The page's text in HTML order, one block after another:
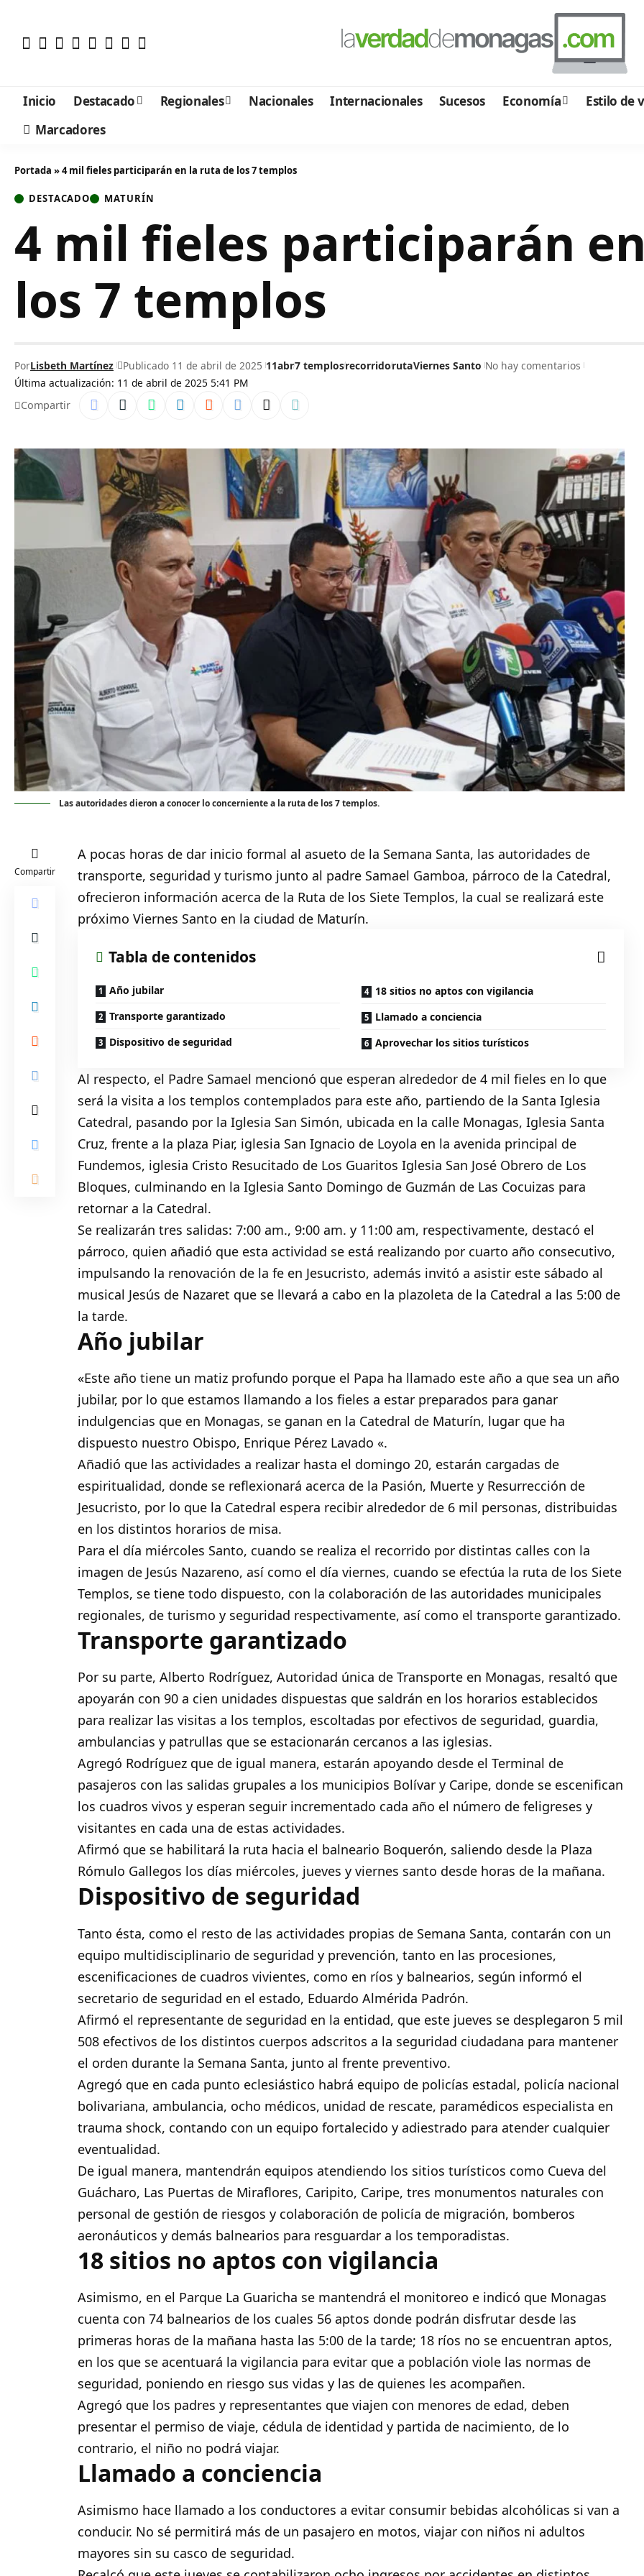
Inicio Destacado Regionales Nacionales Internacionales Sucesos Economía Estilo de
Marcadores
Portada »4 mil fieles participarán en la ruta de los 7 templos
DESTACADO MATURÍN
4 mil fieles participarán
los 7 templos
Última actualización: 11 de abril de 2025 5:41 PM
PorLisbeth Martínez Publicado 11 de abril de 2025 11abr7 templosrecorridorutaViernes Santo No hay comentarios
Compartir
Las autoridades dieron a conocer lo concerniente a la ruta de los 7 templos.
Compartir
A pocas horas de dar inicio formal al asueto de la Semana Santa, las autoridades de
transporte, seguridad y turismo junto al padre Samael Gamboa, párroco de la Catedral,
ofrecieron información acerca de la Ruta de los Siete Templos, la cual se realizará este
próximo Viernes Santo en la ciudad de Maturín.
Tabla de contenidos
Año jubilar
Transporte garantizado
Dispositivo de seguridad
18 sitios no aptos con vigilancia
Llamado a conciencia
Aprovechar los sitios turísticos
Al respecto, el Padre Samael mencionó que esperan alrededor de 4 mil fieles en lo que
será la visita a los templos contemplados para este año, partiendo de la Santa Iglesia
Catedral, pasando por la Iglesia San Simón, ubicada en la calle Monagas, Iglesia Santa
Cruz, frente a la plaza Piar, iglesia San Ignacio de Loyola en la avenida principal de
Fundemos, iglesia Cristo Resucitado de Los Guaritos Iglesia San José Obrero de Los
Bloques, culminando en la Iglesia Santo Domingo de Guzmán de Las Cocuizas para
retornar a la Catedral.
Se realizarán tres salidas: 7:00 am., 9:00 am. y 11:00 am, respectivamente, destacó el
párroco, quien añadió que esta actividad se está realizando por cuarto año consecutivo,
impulsando la renovación de la fe en Jesucristo, además invitó a asistir este sábado al
musical Jesús de Nazaret que se llevará a cabo en la plazoleta de la Catedral a las 5:00 de
la tarde.
Año jubilar
«Este año tiene un matiz profundo porque el Papa ha llamado este año a que sea un año
jubilar, por lo que estamos llamando a los fieles a estar preparados para ganar
indulgencias que en Monagas, se ganan en la Catedral de Maturín, lugar que ha
dispuesto nuestro Obispo, Enrique Pérez Lavado «.
Añadió que las actividades a realizar hasta el domingo 20, estarán cargadas de
espiritualidad, donde se reflexionará acerca de la Pasión, Muerte y Resurrección de
Jesucristo, por lo que la Catedral espera recibir alrededor de 6 mil personas, distribuidas
en los distintos horarios de misa.
Para el día miércoles Santo, cuando se realiza el recorrido por distintas calles con la
imagen de Jesús Nazareno, así como el día viernes, cuando se efectúa la ruta de los Siete
Templos, se tiene todo dispuesto, con la colaboración de las autoridades municipales
regionales, de turismo y seguridad respectivamente, así como el transporte garantizado.
Transporte garantizado
Por su parte, Alberto Rodríguez, Autoridad única de Transporte en Monagas, resaltó que
apoyarán con 90 a cien unidades dispuestas que saldrán en los horarios establecidos
para realizar las visitas a los templos, escoltadas por efectivos de seguridad, guardia,
ambulancias y patrullas que se estacionarán cercanos a las iglesias.
Agregó Rodríguez que de igual manera, estarán apoyando desde el Terminal de
pasajeros con las salidas grupales a los municipios Bolívar y Caripe, donde se escenifican
los cuadros vivos y esperan seguir incrementado cada año el número de feligreses y
visitantes en cada una de estas actividades.
Afirmó que se habilitará la ruta hacia el balneario Boquerón, saliendo desde la Plaza
Rómulo Gallegos los días miércoles, jueves y viernes santo desde horas de la mañana.
Dispositivo de seguridad
Tanto ésta, como el resto de las actividades propias de Semana Santa, contarán con un
equipo multidisciplinario de seguridad y prevención, tanto en las procesiones,
escenificaciones de cuadros vivientes, como en ríos y balnearios, según informó el
secretario de seguridad en el estado, Eduardo Almérida Padrón.
Afirmó el representante de seguridad en la entidad, que este jueves se desplegaron 5 mil
508 efectivos de los distintos cuerpos adscritos a la seguridad ciudadana para mantener
el orden durante la Semana Santa, junto al frente preventivo.
Agregó que en cada punto eclesiástico habrá equipo de policías estadal, policía nacional
bolivariana, ambulancia, ocho médicos, unidad de rescate, paramédicos especialista en
trauma shock, contando con un equipo fortalecido y adiestrado para atender cualquier
eventualidad.
De igual manera, mantendrán equipos atendiendo los sitios turísticos como Cueva del
Guácharo, Las Puertas de Miraflores, Caripito, Caripe, tres monumentos naturales con
personal de gestión de riesgos y colaboración de policía de migración, bomberos
aeronáuticos y demás balnearios para resguardar a los temporadistas.
18 sitios no aptos con vigilancia
Asimismo, en el Parque La Guaricha se mantendrá el monitoreo e indicó que Monagas
cuenta con 74 balnearios de los cuales 56 aptos donde podrán disfrutar desde las
primeras horas de la mañana hasta las 5:00 de la tarde; 18 ríos no se encuentran aptos,
en los que se acentuará la vigilancia para evitar que a población viole las normas de
seguridad, poniendo en riesgo sus vidas y las de quienes les acompañen.
Agregó que los padres y representantes que viajen con menores de edad, deben
presentar el permiso de viaje, cédula de identidad y partida de nacimiento, de lo
contrario, el niño no podrá viajar.
Llamado a conciencia
Asimismo hace llamado a los conductores a evitar consumir bebidas alcohólicas si van a
conducir. No sé permitirá más de un pasajero en motos, viajar con niños ni adultos
mayores sin su casco de seguridad.